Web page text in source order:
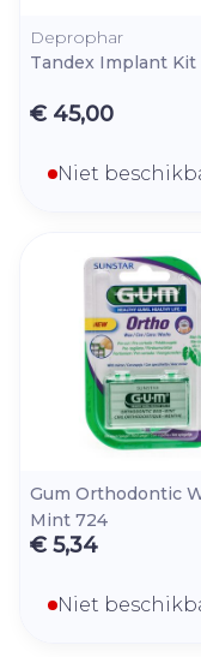
Deprophar
Tandex Implant Kit
€ 45,00
Niet
Gum Orthodontic
Mint 724
€ 5,34
Niet